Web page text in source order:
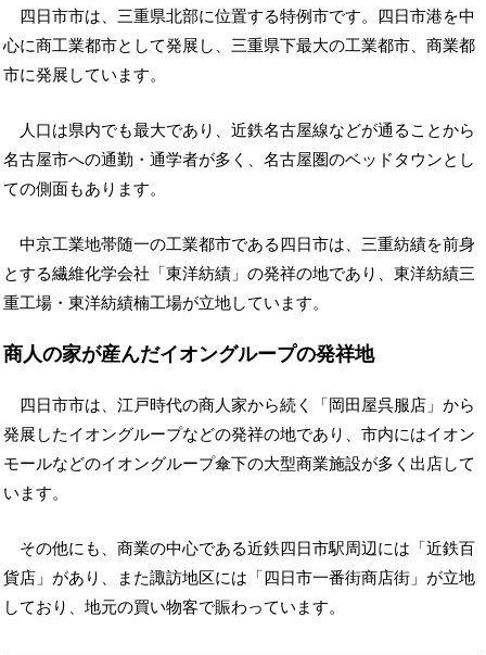
四日市市は、三重県北部に位置する特例市です。四日市港を中
心に商工業都市として発展し、三重県下最大の工業都市、商業都
市に発展しています。
人口は県内でも最大であり、近鉄名古屋線などが通ることから
名古屋市への通勤・通学者が多く、名古屋圏のベッドタウンとし
ての側面もあります。
中京工業地帯随一の工業都市である四日市は、三重紡績を前身
とする繊維化学会社「東洋紡績」の発祥の地であり、東洋紡績三
重工場・東洋紡績楠工場が立地しています。
商人の家が産んだイオングループの発祥地
四日市市は、江戸時代の商人家から続く「岡田屋呉服店」から
発展したイオングループなどの発祥の地であり、市内にはイオン
モールなどのイオングループ傘下の大型商業施設が多く出店して
います。
その他にも、商業の中心である近鉄四日市駅周辺には「近鉄百
貨店」があり、また諏訪地区には「四日市一番街商店街」が立地
しており、地元の買い物客で賑わっています。